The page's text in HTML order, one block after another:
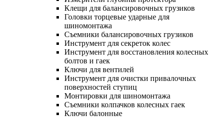
Клещи для балансировочных грузиков
Головки торцевые ударные для
шиномонтажа
Съемники балансировочных грузиков
Инструмент для секреток колес
Инструмент для восстановления колесных
болтов и гаек
Ключи для вентилей
Инструмент для очистки привалочных
поверхностей ступиц
Монтировки для шиномонтажа
Съемники колпачков колесных гаек
Ключи балонные